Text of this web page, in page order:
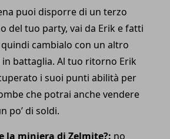
puoi disporre di un terzo
del tuo party, vai da Erik e fatti
cambialo con un altro
battaglia. Al tuo ritorno Erik
i suoi punti abilità per
che potrai anche vendere
po’ di soldi.
la miniera di Zelmite?: no